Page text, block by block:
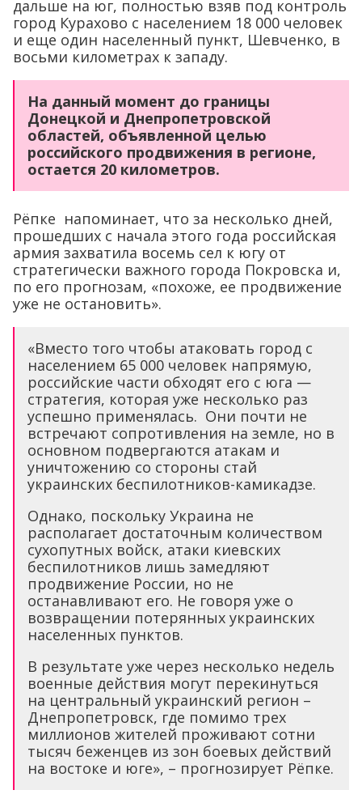
дальше на юг, полностью взяв под контроль
город Курахово с населением 18 000 человек
и еще один населенный пункт, Шевченко, в
восьми километрах к западу.
На данный момент до границы
Донецкой и Днепропетровской
областей, объявленной целью
российского продвижения в регионе,
остается 20 километров.
Рёпке напоминает, что за несколько дней,
прошедших с начала этого года российская
армия захватила восемь сел к югу от
стратегически важного города Покровска и,
по его прогнозам, «похоже, ее продвижение
уже не остановить».
«Вместо того чтобы атаковать город с
населением 65 000 человек напрямую,
российские части обходят его с юга —
стратегия, которая уже несколько раз
успешно применялась. Они почти не
встречают сопротивления на земле, но в
основном подвергаются атакам и
уничтожению со стороны стай
украинских беспилотников-камикадзе.
Однако, поскольку Украина не
располагает достаточным количеством
сухопутных войск, атаки киевских
беспилотников лишь замедляют
продвижение России, но не
останавливают его. Не говоря уже о
возвращении потерянных украинских
населенных пунктов.
В результате уже через несколько недель
военные действия могут перекинуться
на центральный украинский регион –
Днепропетровск, где помимо трех
миллионов жителей проживают сотни
тысяч беженцев из зон боевых действий
на востоке и юге», – прогнозирует Рёпке.